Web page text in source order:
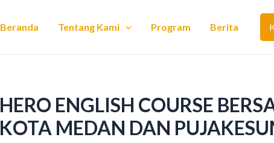
Beranda Tentang Kami Program Berita
HERO ENGLISH COURSE
KOTA MEDAN DAN
navigation